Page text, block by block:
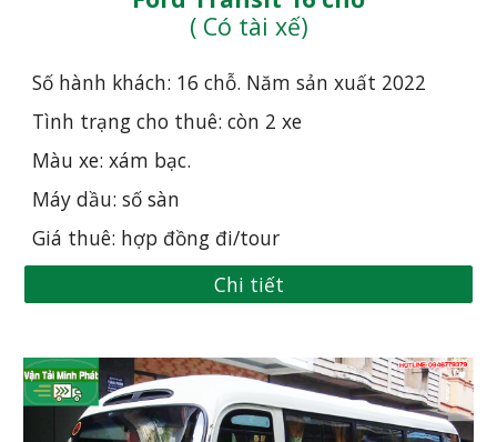
( Có tài xế)
Số hành khách: 16 chỗ. Năm sản xuất 2022
Tình trạng cho thuê: còn 2 xe
Màu xe: xám bạc.
Máy dầu: số sàn
Giá thuê: hợp đồng đi/tour
Chi tiết